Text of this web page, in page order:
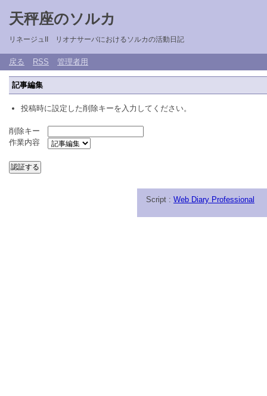
天秤座のソルカ
リネージュII リオナサーバにおけるソルカの活動日記
戻る RSS 管理者用
記事編集
投稿時に設定した削除キーを入力してください。
削除キー
作業内容
Script : Web Diary Professional